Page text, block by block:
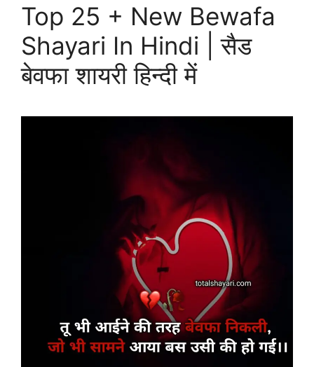
Top 25 + New Bewafa
Shayari In Hindi | सैड
बेवफा शायरी हिन्दी में